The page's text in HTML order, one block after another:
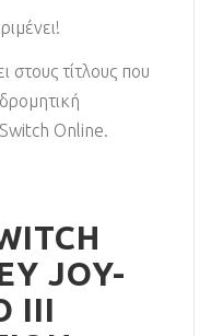
στους τίτλους που
Online.
JOY-
III